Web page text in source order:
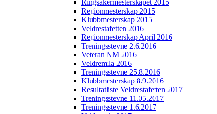
Ringsakermesterskapet 2015
Regionmesterskap 2015
Klubbmesterskap 2015
Veldrestafetten 2016
Regionmesterskap April 2016
Treningsstevne 2.6.2016
Veteran NM 2016
Veldremila 2016
Treningsstevne 25.8.2016
Klubbmesterskap 8.9.2016
Resultatliste Veldrestafetten 2017
Treningsstevne 11.05.2017
Treningsstevne 1.6.2017